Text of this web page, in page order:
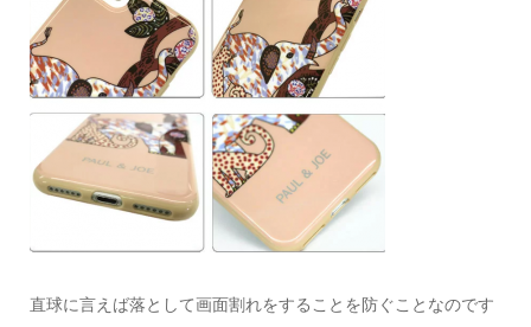
直球に言えば落として画面割れをすることを防ぐことなのです